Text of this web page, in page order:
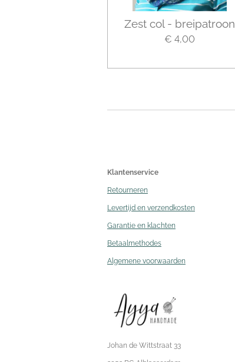
Zest col - breipatroon
€ 4,00
Klantenservice
Retourneren
Levertijd en verzendkosten
Garantie en klachten
Betaalmethodes
Algemene voorwaarden
Johan de Wittstraat 33